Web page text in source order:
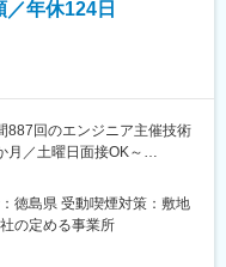
件に適応できるシステム開
アも在籍）
強会で圧倒的成長環境
ともに身に着けるべき技術
年休124日
887回のエンジニア主催技術
月／土曜日面接OK～
装置等の機構・筐体設計
徳島県 受動喫煙対策：敷地
の定める事業所